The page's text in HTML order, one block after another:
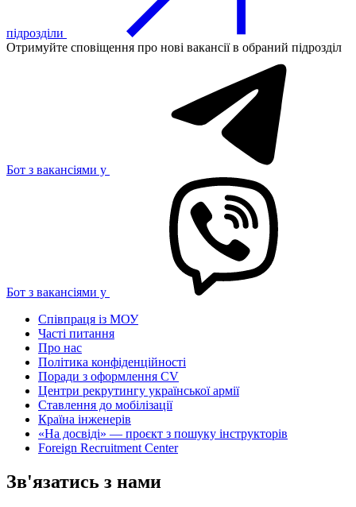
підрозділи
Отримуйте сповіщення про нові вакансії в обраний підрозділ
Бот з вакансіями у
Бот з вакансіями у
Співпраця із МОУ
Часті питання
Про нас
Політика конфіденційності
Поради з оформлення CV
Центри рекрутингу української армії
Ставлення до мобілізації
Країна інженерів
«На досвіді» — проєкт з пошуку інструкторів
Foreign Recruitment Center
Зв'язатись з нами